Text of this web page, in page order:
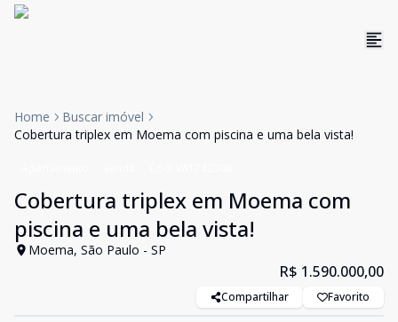
Home
Buscar imóvel
Cobertura triplex em Moema com piscina e uma bela vista!
Cobertura triplex em Moema com
piscina e uma bela vista!
Moema, São Paulo - SP
R$ 1.590.000,00
Compartilhar Favorito